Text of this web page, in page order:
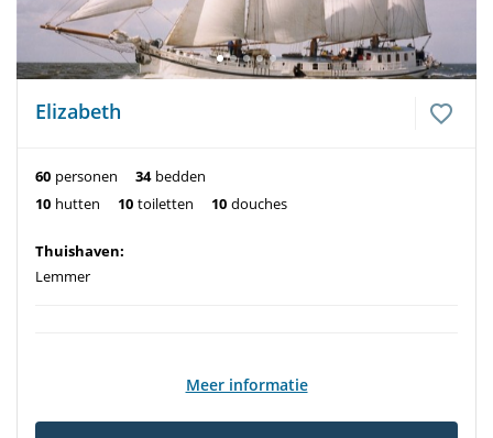
Elizabeth
60 personen 34 bedden
10 hutten 10 toiletten 10 douches
Thuishaven:
Lemmer
Meer informatie